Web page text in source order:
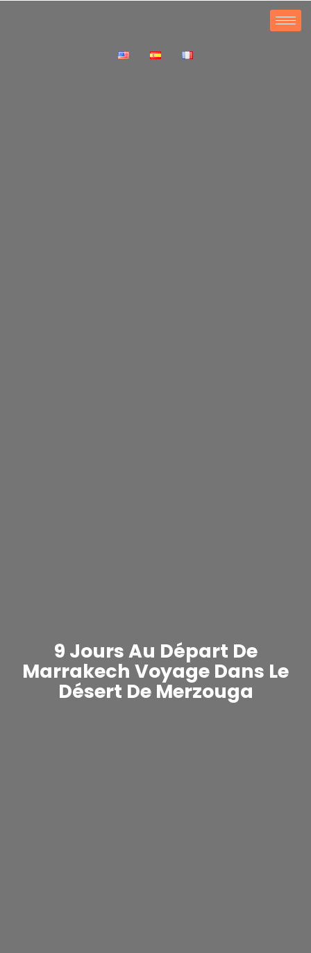
9 Jours Au Départ De
Marrakech Voyage Dans Le
Désert De Merzouga